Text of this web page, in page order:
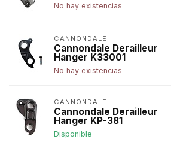
No hay existencias
CANNONDALE
Cannondale Derailleur
Hanger K33001
No hay existencias
CANNONDALE
Cannondale Derailleur
Hanger KP-381
Disponible